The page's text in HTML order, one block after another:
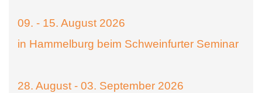
09. - 15. August 2026
in Hammelburg beim Schweinfurter Seminar
28. August - 03. September 2026